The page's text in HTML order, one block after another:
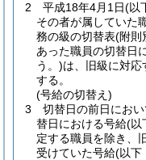
2
平成18年4月1日(以
その者が属していた
務の級の切替表(附則
あった職員の切替日
う。)は、旧級に対応
する。
(号給の切替え)
3
切替日の前日にお
替日における号給(以
定する職員を除き、
受けていた号給(以下